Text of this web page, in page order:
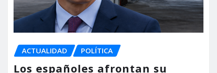
ACTUALIDAD POLÍTICA
Los españoles afrontan su